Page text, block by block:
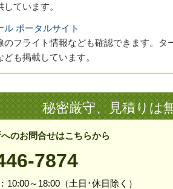
ています。
ル ポータルサイト
のフライト情報なども確認できます。タ
も掲載しています。
秘密厳守、見積りは
のお問合せはこちらから
7874
10:00～18:00（土 日･休日除く）